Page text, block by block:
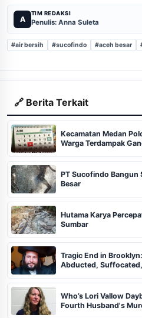
A
TIM REDAKSI
Penulis: Anna Suleta
#air bersih #sucofindo #aceh besar
🔗 Berita Terkait
Kecamatan Medan
Warga Terdampak
PT Sucofindo Bangun
Besar
Hutama Karya
Sumbar
Tragic End in
Abducted,
Who’s Lori Vallow
Fourth Husband's